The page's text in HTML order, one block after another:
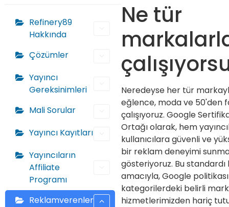
Refinery89
Hakkında
Çözümler
Yayıncı
Gereksinimleri
Mali Sorular
Yayıncı Kayıtları
Yayıncıların
Affiliate
Programı
Reklamverenler
Ne tür
Neredeyse her tür
eğlence, moda ve 50'den
çalışıyoruz. Google
Ortağı olarak, hem
kullanıcılara güvenli ve
bir reklam deneyimi
gösteriyoruz. Bu
amacıyla, Google
kategorilerdeki belirli
hizmetlerimizden hariç